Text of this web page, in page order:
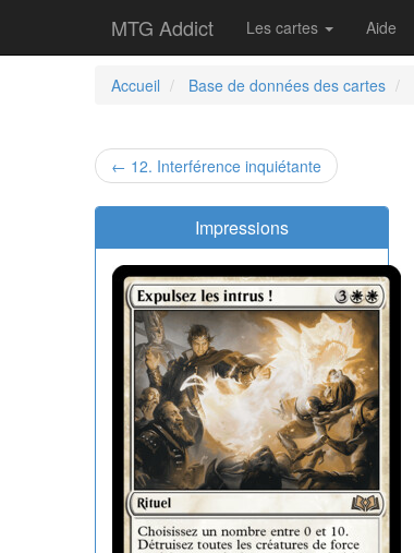
MTG Addict Les cartes Aide
Accueil
Base de données des cartes
← 12. Interférence inquiétante
Impressions